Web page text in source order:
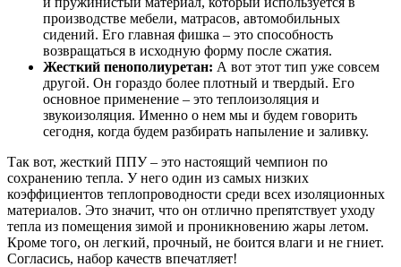
производстве мебели, матрасов, автомобильных
сидений. Его главная фишка – это способность
возвращаться в исходную форму после сжатия.
Жесткий пенополиуретан: А вот этот тип уже совсем
другой. Он гораздо более плотный и твердый. Его
основное применение – это теплоизоляция и
звукоизоляция. Именно о нем мы и будем говорить
сегодня, когда будем разбирать напыление и заливку.
Так вот, жесткий ППУ – это настоящий чемпион по
сохранению тепла. У него один из самых низких
коэффициентов теплопроводности среди всех изоляционных
материалов. Это значит, что он отлично препятствует уходу
тепла из помещения зимой и проникновению жары летом.
Кроме того, он легкий, прочный, не боится влаги и не гниет.
Согласись, набор качеств впечатляет!